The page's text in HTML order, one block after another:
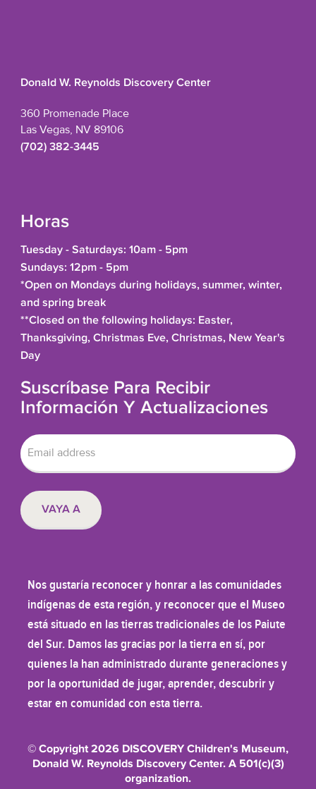
Donald W. Reynolds Discovery Center
360 Promenade Place
Las Vegas, NV 89106
(702) 382-3445
Horas
Tuesday - Saturdays: 10am - 5pm
Sundays: 12pm - 5pm
*Open on Mondays during holidays, summer, winter,
and spring break
**Closed on the following holidays: Easter,
Thanksgiving, Christmas Eve, Christmas, New Year's
Day
Suscríbase Para Recibir
Información Y Actualizaciones
Nos gustaría reconocer y honrar a las comunidades
indígenas de esta región, y reconocer que el Museo
está situado en las tierras tradicionales de los Paiute
del Sur. Damos las gracias por la tierra en sí, por
quienes la han administrado durante generaciones y
por la oportunidad de jugar, aprender, descubrir y
estar en comunidad con esta tierra.
© Copyright 2026 DISCOVERY Children's Museum,
Donald W. Reynolds Discovery Center. A 501(c)(3)
organization.